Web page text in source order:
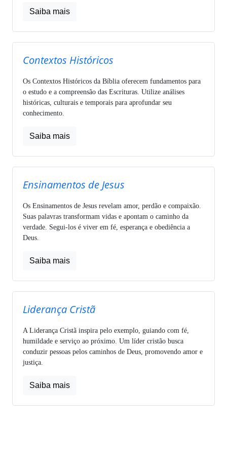
Saiba mais
Contextos Históricos
Os Contextos Históricos da Bíblia oferecem fundamentos para
o estudo e a compreensão das Escrituras. Utilize análises
históricas, culturais e temporais para aprofundar seu
conhecimento.
Saiba mais
Ensinamentos de Jesus
Os Ensinamentos de Jesus revelam amor, perdão e compaixão.
Suas palavras transformam vidas e apontam o caminho da
verdade. Segui-los é viver em fé, esperança e obediência a
Deus.
Saiba mais
Liderança Cristã
A Liderança Cristã inspira pelo exemplo, guiando com fé,
humildade e serviço ao próximo. Um líder cristão busca
conduzir pessoas pelos caminhos de Deus, promovendo amor e
justiça.
Saiba mais